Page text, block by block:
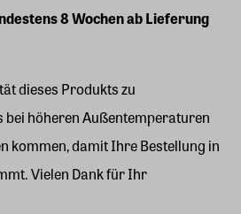
8 Wochen ab Lieferung
dieses Produkts zu
bei höheren Außentemperaturen
kommen, damit Ihre Bestellung in
Vielen Dank für Ihr